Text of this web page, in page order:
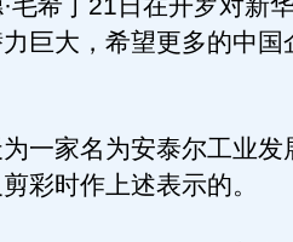
毛希丁21日在开罗对新
巨大，希望更多的中国
家名为安泰尔工业发
彩时作上述表示的。